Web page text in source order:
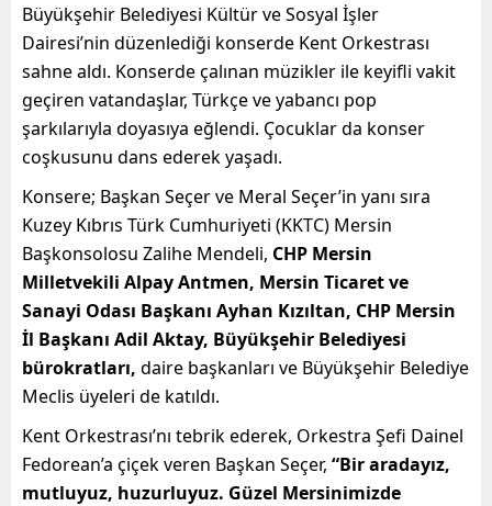
Büyükşehir Belediyesi Kültür ve Sosyal İşler
Dairesi’nin düzenlediği konserde Kent Orkestrası
sahne aldı. Konserde çalınan müzikler ile keyifli vakit
geçiren vatandaşlar, Türkçe ve yabancı pop
şarkılarıyla doyasıya eğlendi. Çocuklar da konser
coşkusunu dans ederek yaşadı.
Konsere; Başkan Seçer ve Meral Seçer’in yanı sıra
Kuzey Kıbrıs Türk Cumhuriyeti (KKTC) Mersin
Başkonsolosu Zalihe Mendeli, CHP Mersin
Milletvekili Alpay Antmen, Mersin Ticaret ve
Sanayi Odası Başkanı Ayhan Kızıltan, CHP Mersin
İl Başkanı Adil Aktay, Büyükşehir Belediyesi
bürokratları, daire başkanları ve Büyükşehir Belediye
Meclis üyeleri de katıldı.
Kent Orkestrası’nı tebrik ederek, Orkestra Şefi Dainel
Fedorean’a çiçek veren Başkan Seçer, “Bir aradayız,
mutluyuz, huzurluyuz. Güzel Mersinimizde